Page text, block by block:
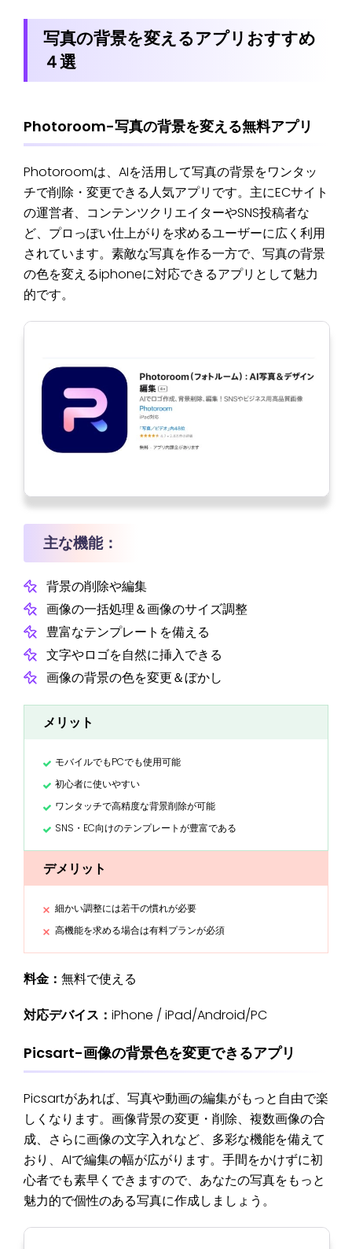
写真の背景を変えるアプリおすすめ
４選
Photoroom-写真の背景を変える無料アプリ
Photoroomは、AIを活用して写真の背景をワンタッ
チで削除・変更できる人気アプリです。主にECサイト
の運営者、コンテンツクリエイターやSNS投稿者な
ど、プロっぽい仕上がりを求めるユーザーに広く利用
されています。素敵な写真を作る一方で、写真の背景
の色を変えるiphoneに対応できるアプリとして魅力
的です。
主な機能：
背景の削除や編集
画像の一括処理＆画像のサイズ調整
豊富なテンプレートを備える
文字やロゴを自然に挿入できる
画像の背景の色を変更＆ぼかし
メリット
モバイルでもPCでも使用可能
初心者に使いやすい
ワンタッチで高精度な背景削除が可能
SNS・EC向けのテンプレートが豊富である
デメリット
細かい調整には若干の慣れが必要
高機能を求める場合は有料プランが必須
料金： 無料で使える
対応デバイス： iPhone / iPad/Android/PC
Picsart-画像の背景色を変更できるアプリ
Picsartがあれば、写真や動画の編集がもっと自由で楽
しくなります。画像背景の変更・削除、複数画像の合
成、さらに画像の文字入れなど、多彩な機能を備えて
おり、AIで編集の幅が広がります。手間をかけずに初
心者でも素早くできますので、あなたの写真をもっと
魅力的で個性のある写真に作成しましょう。